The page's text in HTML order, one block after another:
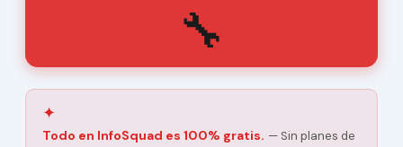
🔧
✦
Todo en InfoSquad es 100% gratis. — Sin planes de